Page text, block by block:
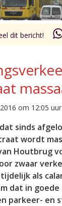
dit bericht!
om 12:05
sinds
wordt
Houtbrug
zwaar
als
dat in
parkeer- en